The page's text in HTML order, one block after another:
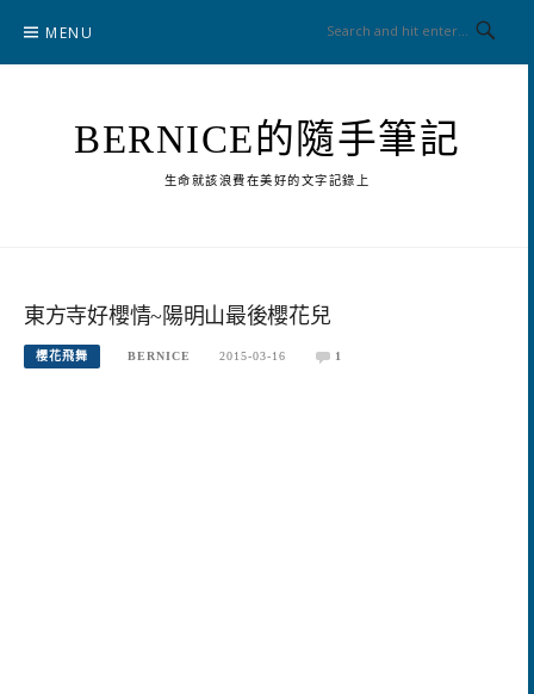
content
MENU
BERNICE的隨手筆記
生命就該浪費在美好的文字記錄上
東方寺好櫻情~陽明山最後櫻花兒
櫻花飛舞 BERNICE 2015-03-16 1